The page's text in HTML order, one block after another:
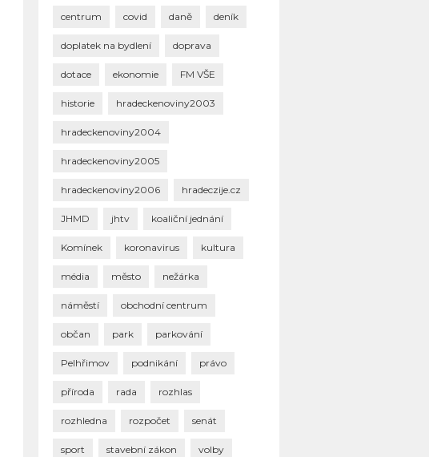
centrum covid daně deník
doplatek na bydlení doprava
dotace ekonomie FM VŠE
historie hradeckenoviny2003
hradeckenoviny2004
hradeckenoviny2005
hradeckenoviny2006 hradeczije.cz
JHMD jhtv koaliční jednání
Komínek koronavirus kultura
média město nežárka
náměstí obchodní centrum
občan park parkování
Pelhřimov podnikání právo
příroda rada rozhlas
rozhledna rozpočet senát
sport stavební zákon volby